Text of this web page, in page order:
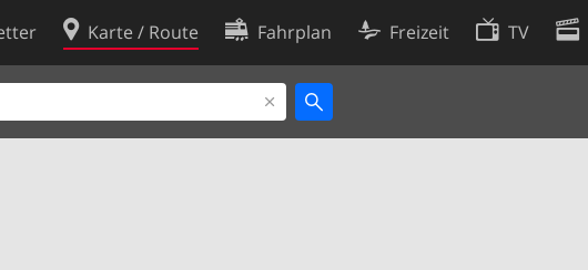
Karte / Route Fahrplan Freizeit TV
Cookie-Richtlinie
Cookie-Einstellungen